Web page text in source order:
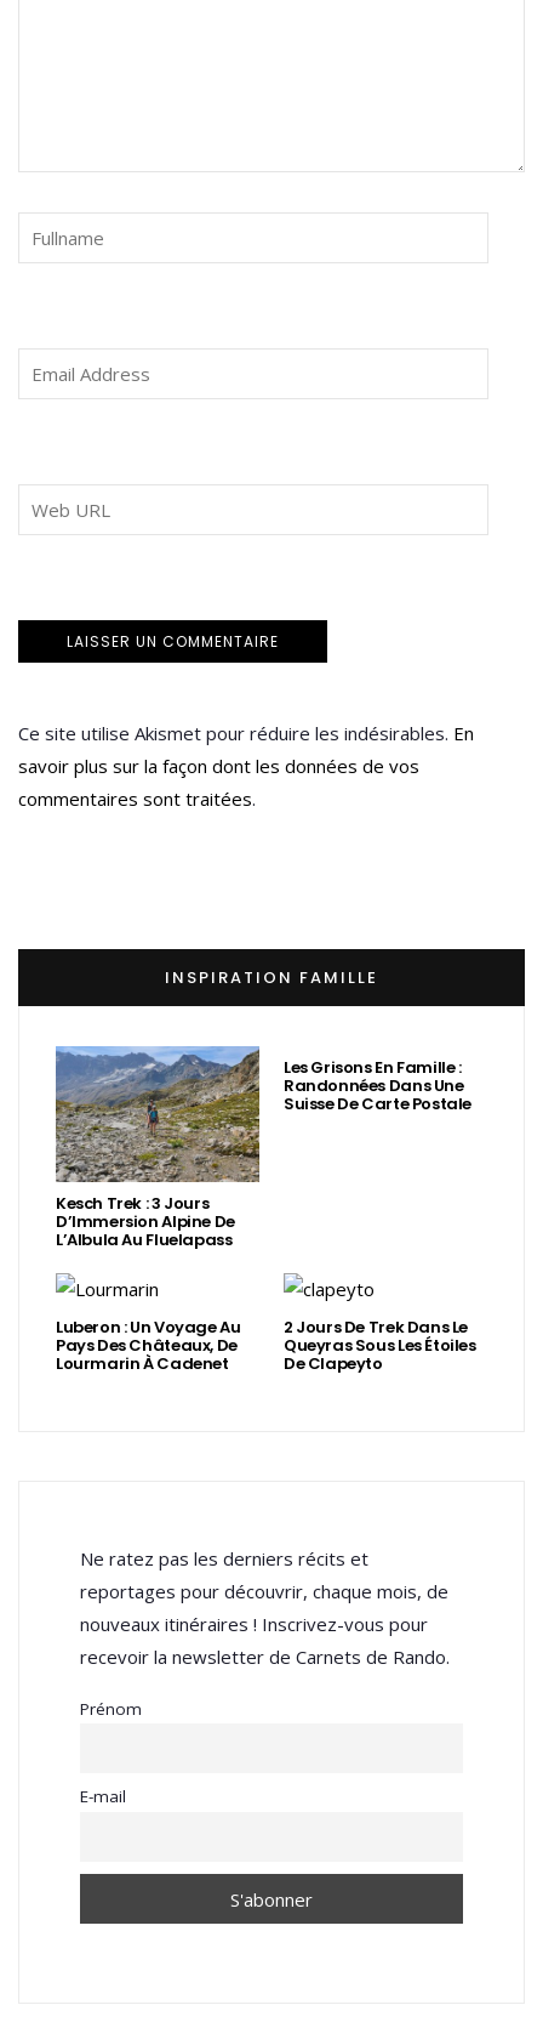
Ce site utilise Akismet pour réduire les indésirables. En
savoir plus sur la façon dont les données de vos
commentaires sont traitées.
INSPIRATION FAMILLE
Kesch Trek : 3 Jours
D’Immersion Alpine De
L’Albula Au Fluelapass
Les Grisons En Famille :
Randonnées Dans Une
Suisse De Carte Postale
Luberon : Un Voyage Au
Pays Des Châteaux, De
Lourmarin À Cadenet
2 Jours De Trek Dans Le
Queyras Sous Les Étoiles
De Clapeyto
Ne ratez pas les derniers récits et
reportages pour découvrir, chaque mois, de
nouveaux itinéraires ! Inscrivez-vous pour
recevoir la newsletter de Carnets de Rando.
Prénom
E-mail